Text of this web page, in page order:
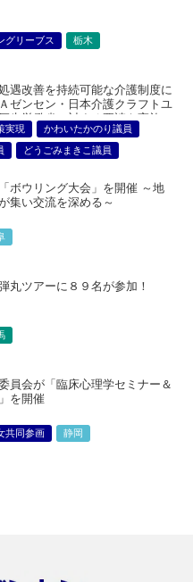
グリーブス 栃木
遇改善を持続可能な介護制度に
ゼンセン・日本介護クラフトユ
生労働省に対する要請を実施～
実現
かわいたかのり議員
どうごみまきこ議員
ボウリング大会」を開催 ～地
集い交流を深める～
丸ツアーに８９名が参加！
員会が「臨床心理学セミナー＆
を開催
共同参画 静岡